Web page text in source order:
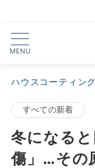
MENU
ハウスコーティン
すべての新着
冬になる
傷」…その